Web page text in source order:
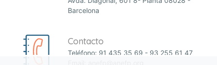
Barcelona
Contacto
Teléfono: 91 435 35 69 - 93 255 61 47